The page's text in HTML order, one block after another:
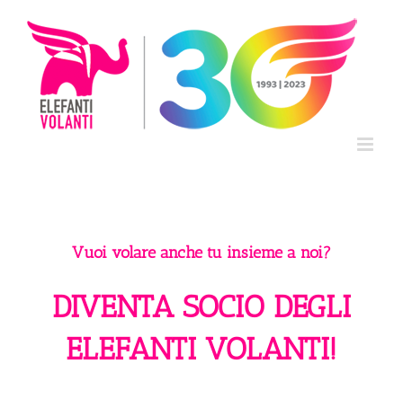
contenuto
Vuoi volare anche tu insieme a noi?
DIVENTA SOCIO DEGLI
ELEFANTI VOLANTI!